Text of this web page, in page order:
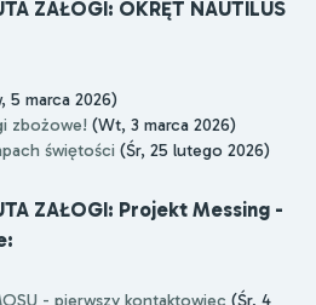
ZAŁOGI: OKRĘT NAUTILUS
5 marca 2026)
zbożowe! (Wt, 3 marca 2026)
świętości (Śr, 25 lutego 2026)
ZAŁOGI: Projekt Messing -
- pierwszy kontaktowiec (Śr, 4